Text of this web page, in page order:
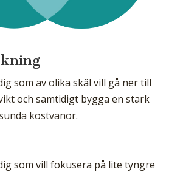
som av olika skäl vill gå ner till
och samtidigt bygga en stark
kostvanor.
som vill fokusera på lite tyngre